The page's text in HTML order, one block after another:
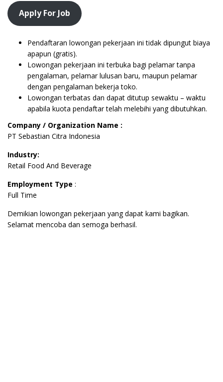
Apply For Job
Pendaftaran lowongan pekerjaan ini tidak dipungut biaya
apapun (gratis).
Lowongan pekerjaan ini terbuka bagi pelamar tanpa
pengalaman, pelamar lulusan baru, maupun pelamar
dengan pengalaman bekerja toko.
Lowongan terbatas dan dapat ditutup sewaktu – waktu
apabila kuota pendaftar telah melebihi yang dibutuhkan.
Company / Organization Name :
PT Sebastian Citra Indonesia
Industry:
Retail Food And Beverage
Employment Type :
Full Time
Demikian lowongan pekerjaan yang dapat kami bagikan.
Selamat mencoba dan semoga berhasil.